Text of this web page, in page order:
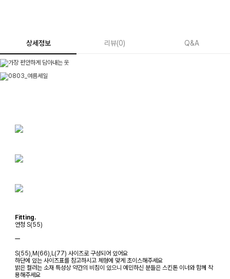
상세정보 리뷰(0) Q&A
Fitting.
연청 S(55)
ㅡ
S(55),M(66),L(77) 사이즈로 구성되어 있어요
하단에 있는 사이즈표를 참고하시고 체형에 맞게 초이스해주세요
밝은 컬러는 소재 특성상 약간의 비침이 있으니 예민하신 분들은 스킨톤 이너와 함께 착
용해주세요